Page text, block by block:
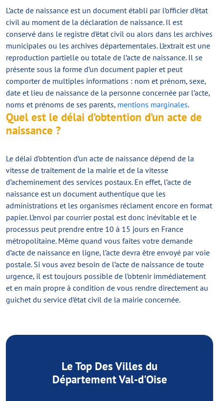
L’acte de naissance est un document établi par l’officier d’état
civil au moment de la déclaration de naissance. Il est
conservé dans le registre d’état civil ou alors dans les archives
municipales ou les archives départementales. L’extrait est une
reproduction partielle ou totale de l’acte de naissance. Il se
présente sous la forme d’un document papier et peut
comporter de multiples informations : nom et prénom, sexe,
date et lieu de naissance de la personne concernée par l’acte,
noms et prénoms de ses parents, mentions marginales.
Quel est le délai d’obtention d’un acte de
naissance ?
Le délai d’obtention d’un acte de naissance dépend de la
vitesse de traitement de la mairie et de la vitesse
d’acheminement des services postaux. En effet, l’acte de
naissance est un document authentique que les
administrations et les organismes réclament encore en format
papier. L’envoi par courrier postal est donc inévitable et le
processus peut prendre entre 10 à 15 jours en France
métropolitaine. Même quand vous faites votre demande
d’acte de naissance en ligne, l’acte devra être envoyé par voie
postale. Si vous avez besoin de l’acte de naissance de toute
urgence, il est toujours possible de l’obtenir immédiatement
et en main propre à condition de vous rendre directement au
guichet du service d’état civil de la mairie concernée.
Le Top Des Villes du
Département Val-d'Oise